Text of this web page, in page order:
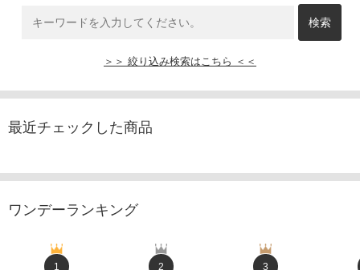
＞＞ 絞り込み検索はこちら ＜＜
最近チェックした商品
ワンデーランキング
1 2 3